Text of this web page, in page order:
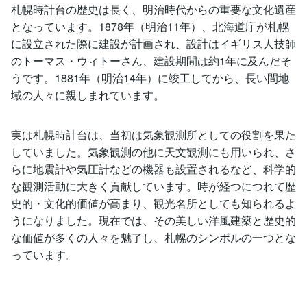
札幌時計台の歴史は長く、明治時代からの重要な文化遺産
となっています。1878年（明治11年）、北海道庁が札幌
に設立された際に建設が計画され、設計はイギリス人技師
のトーマス・ウィトーさん、建設期間は約1年に及んだそ
うです。1881年（明治14年）に竣工してから、長い間地
域の人々に親しまれています。
実は札幌時計台は、当初は気象観測所としての役割を果た
していました。気象観測の他に天文観測にも用いられ、さ
らに地震計や気圧計などの機器も設置されるなど、科学的
な観測活動に大きく貢献しています。時が経つにつれて歴
史的・文化的価値が高まり、観光名所としても知られるよ
うになりました。現在では、その美しい洋風建築と歴史的
な価値が多くの人々を魅了し、札幌のシンボルの一つとな
っています。